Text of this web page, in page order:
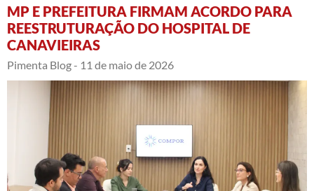
MP E PREFEITURA FIRMAM ACORDO PARA
REESTRUTURAÇÃO DO HOSPITAL DE
CANAVIEIRAS
Pimenta Blog - 11 de maio de 2026